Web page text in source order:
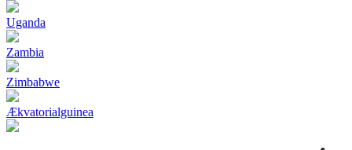
Uganda
Zambia
Zimbabwe
Ækvatorialguinea